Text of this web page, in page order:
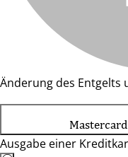
Änderung des Entgelts
Ausgabe einer